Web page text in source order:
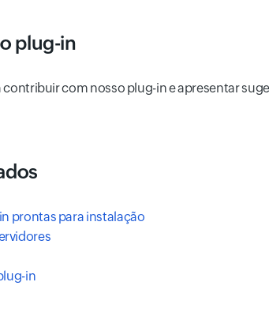
plug-in
contribuir com nosso plug-in e apresentar
prontas para instalação
in